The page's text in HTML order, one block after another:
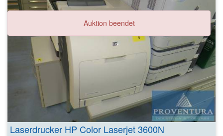
Auktion beendet
Laserdrucker HP Color Laserjet 3600N